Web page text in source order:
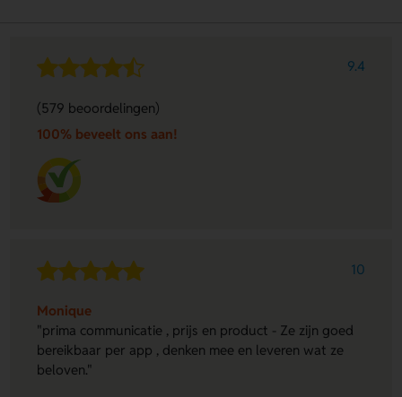
9.4
(579 beoordelingen)
100% beveelt ons aan!
10
Monique
"prima communicatie , prijs en product - Ze zijn goed
bereikbaar per app , denken mee en leveren wat ze
beloven."